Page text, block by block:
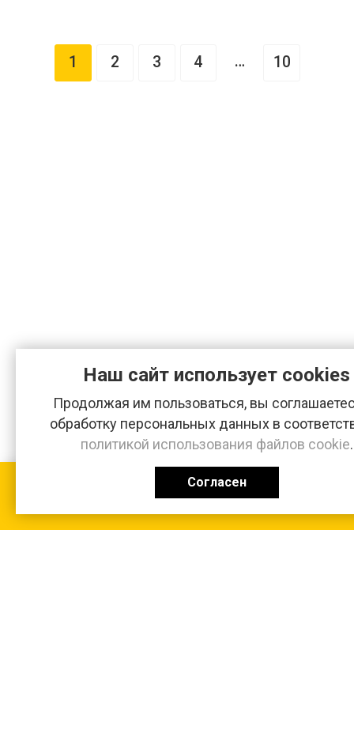
1 2 3 4 … 10
Наш сайт использует cookies
Продолжая им пользоваться, вы
обработку персональных данных в
политикой использования файлов cookie.
Согласен